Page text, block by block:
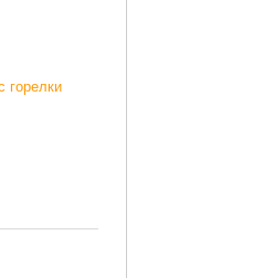
горелки